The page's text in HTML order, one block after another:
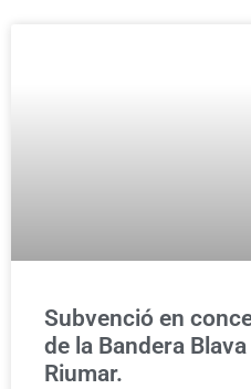
Subvenció en
de la Bandera
Riumar.